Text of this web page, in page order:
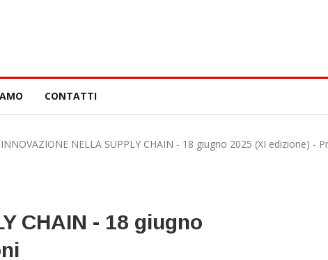
CONTATTI
NELLA SUPPLY CHAIN - 18 giugno 2025 (XI edizione) -
CHAIN - 18 giugno